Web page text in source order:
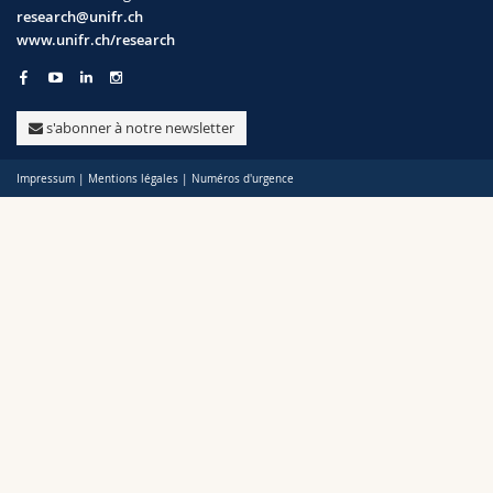
Sciences et médecine
Interfacultaire
Collaborateurs
Doctorants
Webmail
Programme des cours
MyUnifr
Politiques
Soutien
Unifr
research@unifr.ch
www.unifr.ch/research
s'abonner à notre newsletter
Impressum | Mentions légales | Numéros d'urgence